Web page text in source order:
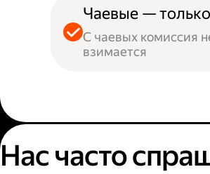
Чаевые —
С чаевых комиссия
взимается
Нас часто